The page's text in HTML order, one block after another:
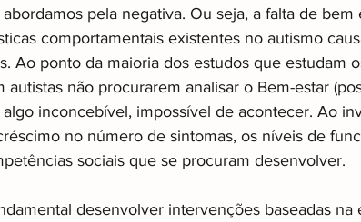
pela negativa. Ou seja, a falta de bem
comportamentais existentes no autismo
Ao ponto da maioria dos estudos que estudam
autistas não procurarem analisar o Bem-estar
inconcebível, impossível de acontecer. Ao
no número de sintomas, os níveis de
sociais que se procuram desenvolver.
desenvolver intervenções baseadas na